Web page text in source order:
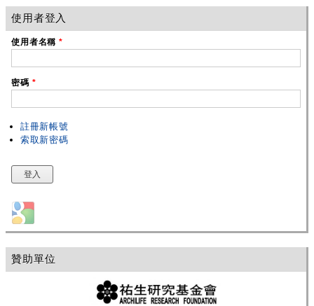
使用者登入
使用者名稱*
密碼 *
註冊新帳號
索取新密碼
Login with Google
贊助單位